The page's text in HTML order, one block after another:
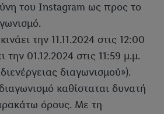
του Instagram ως προς το
την 11.11.2024 στις 12:00
την 01.12.2024 στις 11:59 μ.μ.
διαγωνισμού»).
καθίσταται δυνατή
όρους. Με τη